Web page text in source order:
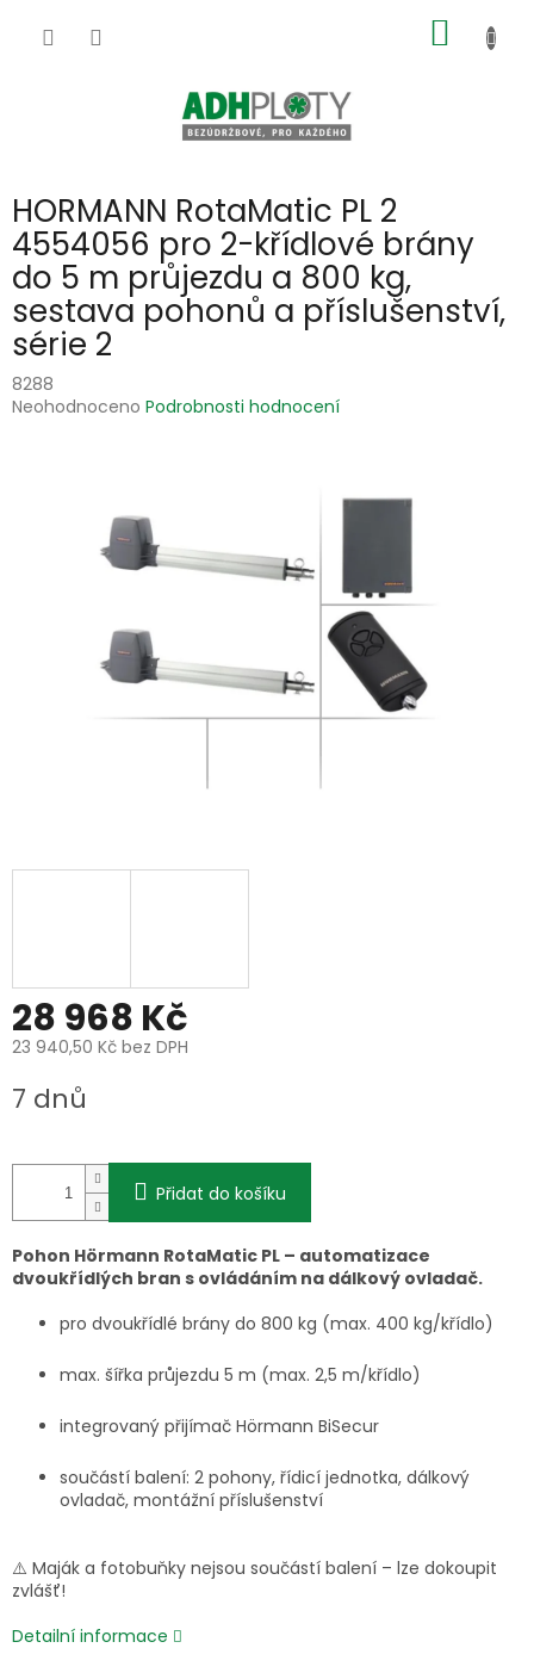
KOŠÍK
HORMANN RotaMatic PL 2
4554056 pro 2-křídlové brány
do 5 m průjezdu a 800 kg,
sestava pohonů a příslušenství,
série 2
8288
Průměrné
Neohodnoceno Podrobnosti hodnocení
28 968 Kč
23 940,50 Kč bez DPH
cena:
7 dnů
Přidat do košíku
Pohon Hörmann RotaMatic PL – automatizace
dvoukřídlých bran s ovládáním na dálkový ovladač.
pro dvoukřídlé brány do 800 kg (max. 400 kg/křídlo)
max. šířka průjezdu 5 m (max. 2,5 m/křídlo)
integrovaný přijímač Hörmann BiSecur
součástí balení: 2 pohony, řídicí jednotka, dálkový
ovladač, montážní příslušenství
⚠️ Maják a fotobuňky nejsou součástí balení – lze dokoupit
zvlášť!
Detailní informace